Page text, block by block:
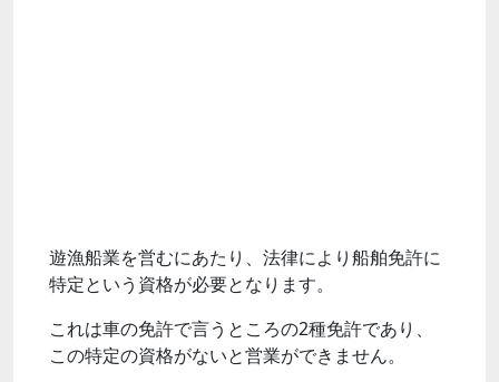
遊漁船業を営むにあたり、法律により船舶免許に
特定という資格が必要となります。
これは車の免許で言うところの2種免許であり、
この特定の資格がないと営業ができません。